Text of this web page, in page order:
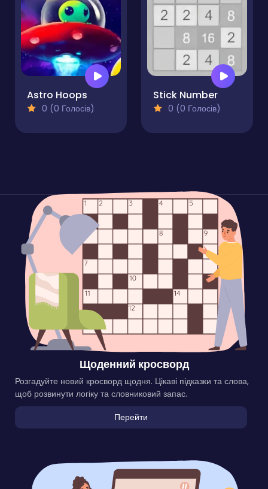
Astro Hoops
0 (0 Голосів)
Stick Number
0 (0 Голосів)
Щоденний кросворд
Розгадуйте новий кросворд щодня. Цікаві підказки та слова,
щоб розвинути логіку та словниковий запас.
Перейти